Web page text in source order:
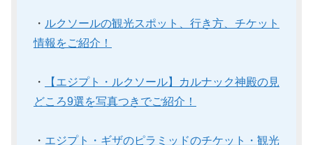
・ ルクソールの観光スポット、行き方、チケット
情報をご紹介！
・
【エジプト・ルクソール】カルナック神殿の見
どころ9選を写真つきでご紹介！
・ エジプト・ギザのピラミッドのチケット・観光